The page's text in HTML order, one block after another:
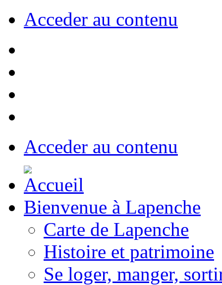
Acceder au contenu
Acceder au contenu
Bienvenue à Lapenche
Carte de Lapenche
Histoire et patrimoine
Se loger, manger,